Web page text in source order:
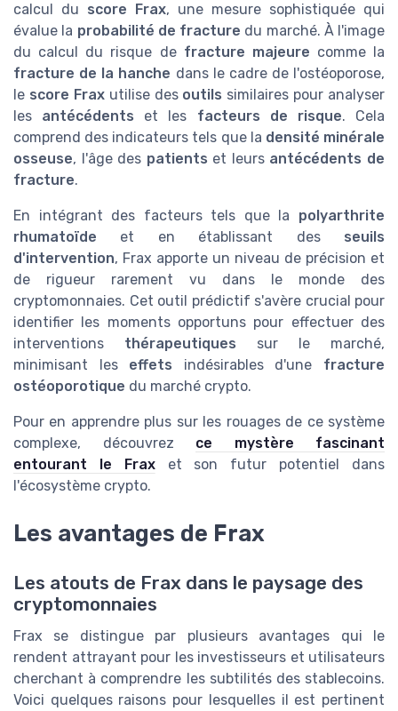
calcul du score Frax, une mesure sophistiquée qui
évalue la probabilité de fracture du marché. À l'image
du calcul du risque de fracture majeure comme la
fracture de la hanche dans le cadre de l'ostéoporose,
le score Fraxutilise des outils similaires pour analyser
les antécédents et les facteurs de risque. Cela
comprend des indicateurs tels que la densité minérale
osseuse, l'âge des patients et leurs antécédents de
fracture.
En intégrant des facteurs tels que la polyarthrite
rhumatoïde et en établissant des seuils
d'intervention, Frax apporte un niveau de précision et
de rigueur rarement vu dans le monde des
cryptomonnaies. Cet outil prédictif s'avère crucial pour
identifier les moments opportuns pour effectuer des
interventions thérapeutiques sur le marché,
minimisant les effets indésirables d'une fracture
ostéoporotique du marché crypto.
Pour en apprendre plus sur les rouages de ce système
complexe, découvrez ce mystère fascinant
entourant le Fraxet son futur potentiel dans
l'écosystème crypto.
Les avantages de Frax
Les atouts de Frax dans le paysage des
cryptomonnaies
Frax se distingue par plusieurs avantages qui le
rendent attrayant pour les investisseurs et utilisateurs
cherchant à comprendre les subtilités des stablecoins.
Voici quelques raisons pour lesquelles il est pertinent